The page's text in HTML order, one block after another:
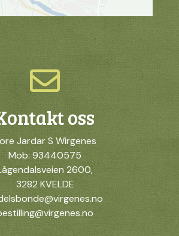
oss
Jardar S Wirgenes
Mob: 93440575
2600,
3282 KVELDE